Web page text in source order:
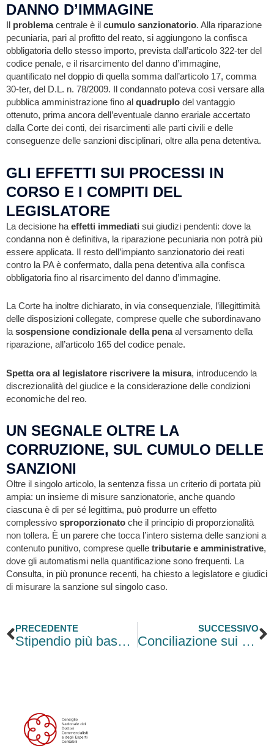
DANNO D’IMMAGINE
problemacentrale è il cumulo sanzionatorio. Alla riparazione
pecuniaria, pari al profitto del reato, si aggiungono la confisca
obbligatoria dello stesso importo, prevista dall’articolo 322-ter del
codice penale, e il risarcimento del danno d’immagine,
quantificato nel doppio di quella somma dall’articolo 17, comma
30-ter, del D.L. n. 78/2009. Il condannato poteva così versare alla
pubblica amministrazione fino al quadruplo del vantaggio
ottenuto, prima ancora dell’eventuale danno erariale accertato
dalla Corte dei conti, dei risarcimenti alle parti civili e delle
conseguenze delle sanzioni disciplinari, oltre alla pena detentiva.
GLI EFFETTI SUI PROCESSI IN
CORSO E I COMPITI DEL
LEGISLATORE
La decisione ha effetti immediati sui giudizi pendenti: dove la
condanna non è definitiva, la riparazione pecuniaria non potrà più
essere applicata. Il resto dell’impianto sanzionatorio dei reati
contro la PA è confermato, dalla pena detentiva alla confisca
obbligatoria fino al risarcimento del danno d’immagine.
La Corte ha inoltre dichiarato, in via consequenziale, l’illegittimità
delle disposizioni collegate, comprese quelle che subordinavano
lasospensione condizionale della penaal versamento della
riparazione, all’articolo 165 del codice penale.
Spetta ora al legislatore riscrivere la misura, introducendo la
discrezionalità del giudice e la considerazione delle condizioni
economiche del reo.
UN SEGNALE OLTRE LA
CORRUZIONE, SUL CUMULO DELLE
SANZIONI
Oltre il singolo articolo, la sentenza fissa un criterio di portata più
ampia: un insieme di misure sanzionatorie, anche quando
ciascuna è di per sé legittima, può produrre un effetto
complessivo sproporzionato che il principio di proporzionalità
non tollera. È un parere che tocca l’intero sistema delle sanzioni a
contenuto punitivo, comprese quelle tributarie e amministrative,
dove gli automatismi nella quantificazione sono frequenti. La
Consulta, in più pronunce recenti, ha chiesto a legislatore e giudici
di misurare la sanzione sul singolo caso.
Precedente
PRECEDENTE
Stipendio più basso durante le ferie, per la Cassazione può essere legittimo
SUCCESSIVO
Conciliazione sui crediti compensati, 31 nuovi codici tributo per l’F24